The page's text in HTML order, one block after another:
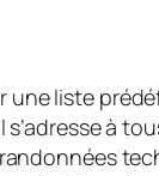
liste
à